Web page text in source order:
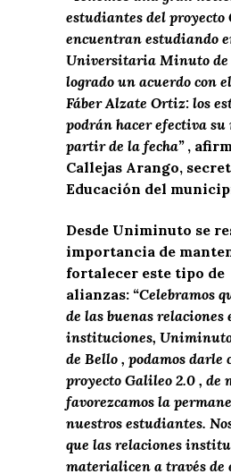
estudiantes del proyecto
encuentran estudiando
Universitaria Minuto de
logrado un acuerdo con
Fáber Alzate Ortiz: los
podrán hacer efectiva
partir de la fecha” ,
Callejas Arango,
Educación del
Desde Uniminuto se
importancia de
fortalecer este tipo de
alianzas: “Celebramos
de las buenas relaciones
instituciones,
de Bello , podamos
proyecto Galileo 2.0 , de
favorezcamos la
nuestros estudiantes.
que las relaciones
materialicen a través de